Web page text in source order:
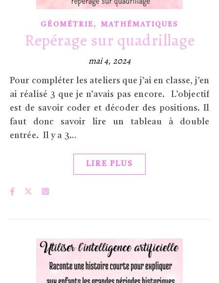
GÉOMÉTRIE ,MATHÉMATIQUES
Repérage sur quadrillage
mai 4, 2024
Pour compléter les ateliers que j’ai en classe, j’en
ai réalisé 3 que je n’avais pas encore. L’objectif
est de savoir coder et décoder des positions. Il
faut donc savoir lire un tableau à double
entrée. Il y a 3…
LIRE PLUS